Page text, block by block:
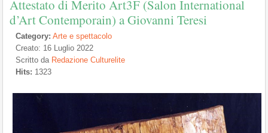
Attestato di Merito Art3F (Salon International
d’Art Contemporain) a Giovanni Teresi
Category: Arte e spettacolo
Creato: 16 Luglio 2022
Scritto da Redazione Culturelite
Hits: 1323